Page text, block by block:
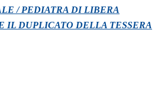
/ PEDIATRA DI LIBERA
IL DUPLICATO DELLA TESSERA